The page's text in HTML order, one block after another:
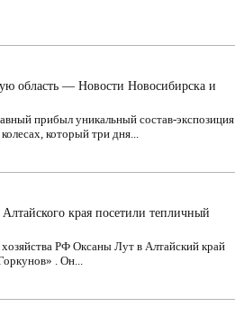
область — Новости Новосибирска и
прибыл уникальный состав-экспозиция
который три дня...
края посетили тепличный
РФ Оксаны Лут в Алтайский край
. Он...